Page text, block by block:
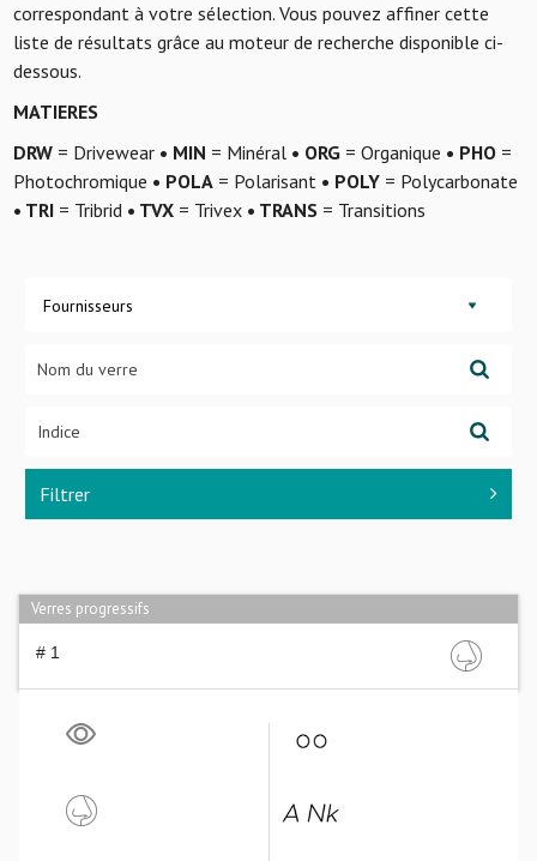
correspondant à votre sélection. Vous pouvez affiner cette
liste de résultats grâce au moteur de recherche disponible ci-
dessous.
MATIERES
DRW= Drivewear • MIN = Minéral • ORG= Organique • PHO=
Photochromique • POLA= Polarisant • POLY= Polycarbonate
• TRI= Tribrid • TVX= Trivex • TRANS= Transitions
Fournisseurs
Filtrer
Verres progressifs
# 1